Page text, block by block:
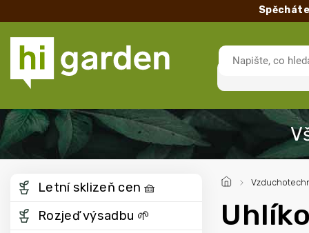
/
Letní sklizeň cen 🧺
Rozjeď výsadbu 🌱